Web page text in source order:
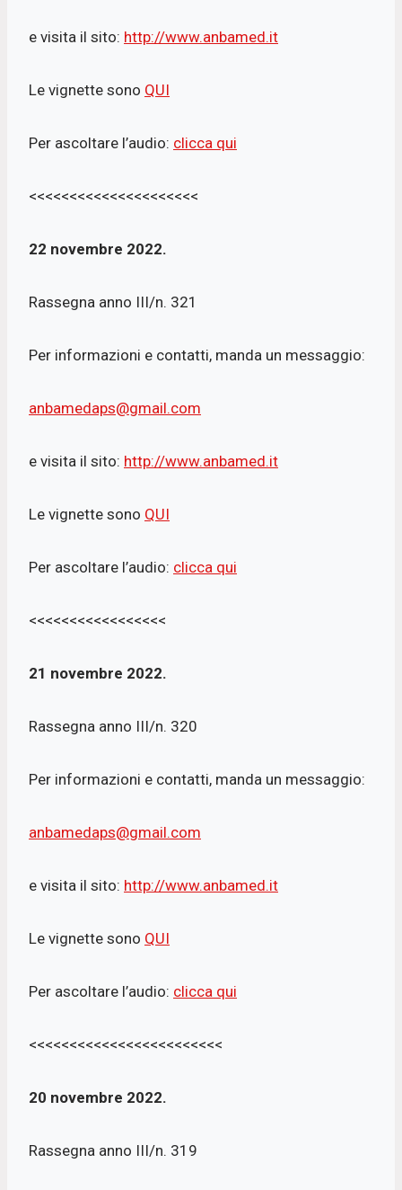
e visita il sito: http://www.anbamed.it
Le vignette sono QUI
Per ascoltare l’audio: clicca qui
<<<<<<<<<<<<<<<<<<<<<
22 novembre 2022.
Rassegna anno III/n. 321
Per informazioni e contatti, manda un messaggio:
anbamedaps@gmail.com
e visita il sito: http://www.anbamed.it
Le vignette sono QUI
Per ascoltare l’audio: clicca qui
<<<<<<<<<<<<<<<<<
21 novembre 2022.
Rassegna anno III/n. 320
Per informazioni e contatti, manda un messaggio:
anbamedaps@gmail.com
e visita il sito: http://www.anbamed.it
Le vignette sono QUI
Per ascoltare l’audio: clicca qui
<<<<<<<<<<<<<<<<<<<<<<<<
20 novembre 2022.
Rassegna anno III/n. 319